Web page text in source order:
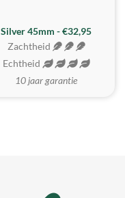
MEEST GEKOZEN
Silver 45mm - €32,95
Zachtheid
Echtheid
10 jaar garantie